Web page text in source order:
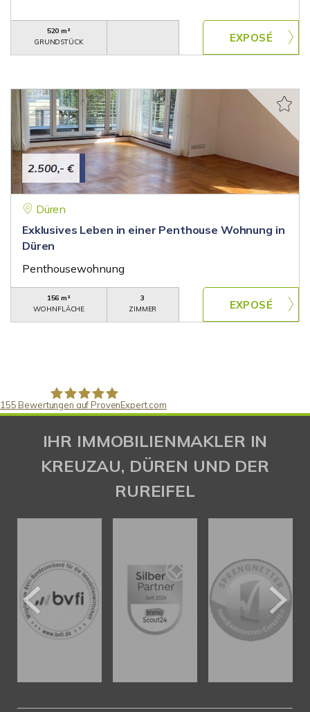
520 m²
GRUNDSTÜCK
2.500,- €
Düren
Exklusives Leben in einer Penthouse Wohnung in
Düren
Penthousewohnung
156 m²
WOHNFLÄCHE
3
ZIMMER
Gaspar Immobilienberatung
155 Bewertungen auf ProvenExpert.com
IHR IMMOBILIENMAKLER IN
KREUZAU, DÜREN UND DER
RUREIFEL